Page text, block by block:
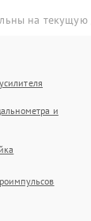
на текущую
и